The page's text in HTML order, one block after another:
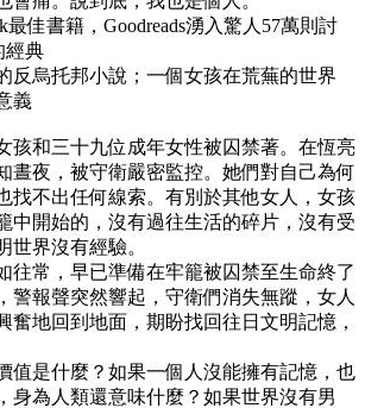
佳書籍，Goodreads湧入驚人57萬則討
經典
反烏托邦小說；一個女孩在荒蕪的世界
義
孩和三十九位成年女性被囚禁著。在恆亮
晝夜，被守衛嚴密監控。她們對自己為何
找不出任何線索。有別於其他女人，女孩
中開始的，沒有過往生活的碎片，沒有受
世界沒有經驗。
往常，早已準備在牢籠被囚禁至生命終了
警報聲突然響起，守衛們消失無蹤，女人
奮地回到地面，期盼找回往日文明記憶，
值是什麼？如果一個人沒能擁有記憶，也
身為人類還意味什麼？如果世界沒有男